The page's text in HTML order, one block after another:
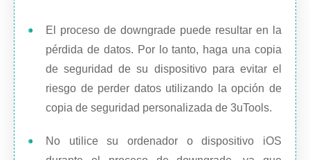
El proceso de downgrade puede resultar en la
pérdida de datos. Por lo tanto, haga una copia
de seguridad de su dispositivo para evitar el
riesgo de perder datos utilizando la opción de
copia de seguridad personalizada de 3uTools.
No utilice su ordenador o dispositivo iOS